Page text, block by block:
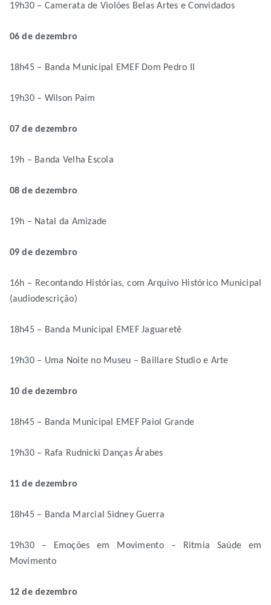
19h30 – Camerata de Violões Belas Artes e Convidados
06 de dezembro
18h45 – Banda Municipal EMEF Dom Pedro II
19h30 – Wilson Paim
07 de dezembro
19h – Banda Velha Escola
08 de dezembro
19h – Natal da Amizade
09 de dezembro
16h – Recontando Histórias, com Arquivo Histórico Municipal
(audiodescrição)
18h45 – Banda Municipal EMEF Jaguaretê
19h30 – Uma Noite no Museu – Baillare Studio e Arte
10 de dezembro
18h45 – Banda Municipal EMEF Paiol Grande
19h30 – Rafa Rudnicki Danças Árabes
11 de dezembro
18h45 – Banda Marcial Sidney Guerra
19h30 – Emoções em Movimento – Ritmia Saúde em
Movimento
12 de dezembro